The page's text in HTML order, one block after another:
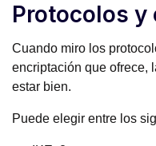
Protocolos
Cuando miro los
encriptación que ofrece,
estar bien.
Puede elegir entre los